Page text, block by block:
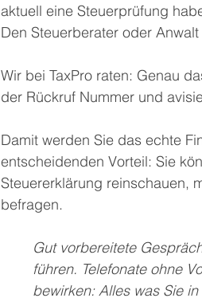
aktuell eine Steuerprüfung
Den Steuerberater oder
Wir bei TaxPro raten: Genau
der Rückruf Nummer und
Damit werden Sie das echte
entscheidenden Vorteil: Sie
Steuererklärung reinschauen,
befragen.
Gut vorbereitete
führen. Telefonate ohne
bewirken: Alles was Sie